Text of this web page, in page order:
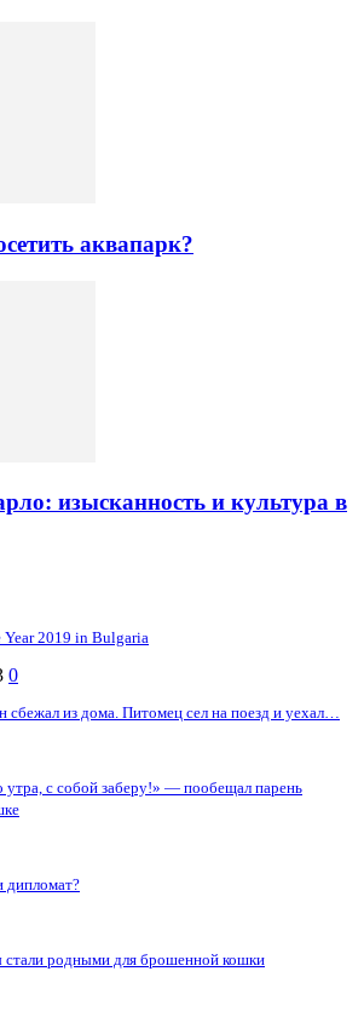
аквапарк?
изысканность и культура в
2019 in Bulgaria
0
сбежал из дома. Питомец сел на поезд и уехал…
утра, с собой заберу!» — пообещал парень
дипломат?
стали родными для брошенной кошки